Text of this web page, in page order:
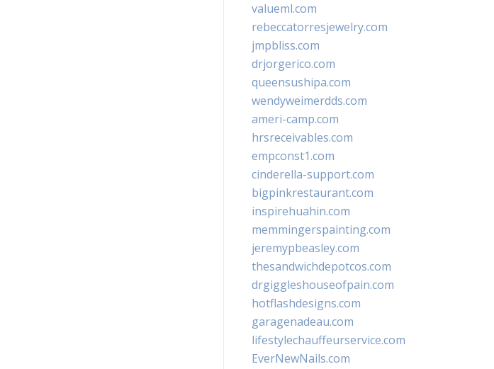
valueml.com
rebeccatorresjewelry.com
jmpbliss.com
drjorgerico.com
queensushipa.com
wendyweimerdds.com
ameri-camp.com
hrsreceivables.com
empconst1.com
cinderella-support.com
bigpinkrestaurant.com
inspirehuahin.com
memmingerspainting.com
jeremypbeasley.com
thesandwichdepotcos.com
drgiggleshouseofpain.com
hotflashdesigns.com
garagenadeau.com
lifestylechauffeurservice.com
EverNewNails.com